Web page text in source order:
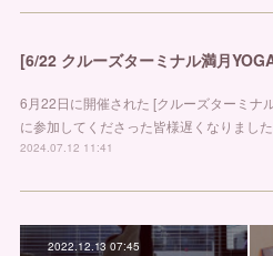
6月22日に開催された [クルーズターミナ
に参加してくださった皆様遅くなりまし
2024.07.12 11:41
2022.12.13 07:45